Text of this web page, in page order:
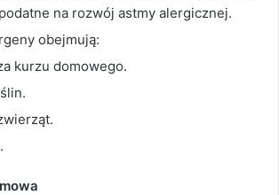
na rozwój astmy alergicznej.
obejmują:
kurzu domowego.